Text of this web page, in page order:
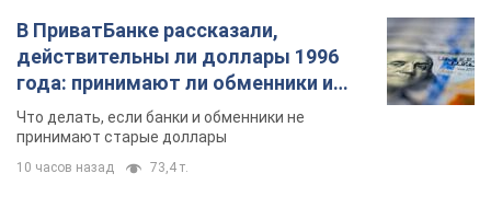
В ПриватБанке рассказали,
действительны ли доллары 1996
года: принимают ли обменники и
банки такие купюры
Что делать, если банки и обменники не
принимают старые доллары
10 часов назад 73,4 т.